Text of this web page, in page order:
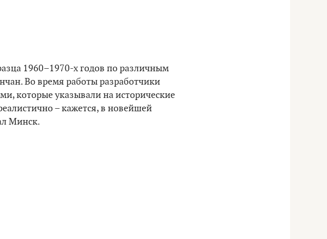
1960–1970-х годов по различным
Во время работы разработчики
которые указывали на исторические
– кажется, в новейшей
Минск.